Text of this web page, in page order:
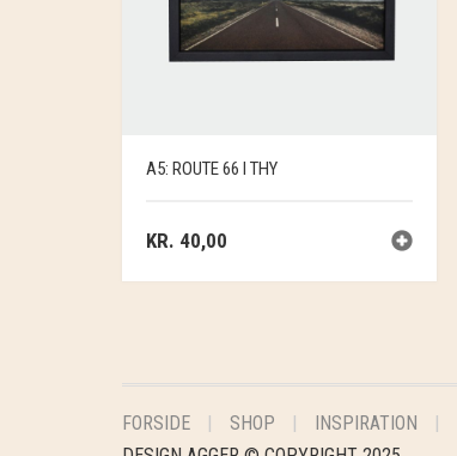
A5: ROUTE 66 I THY
KR. 40,00
FORSIDE SHOP INSPIRATION